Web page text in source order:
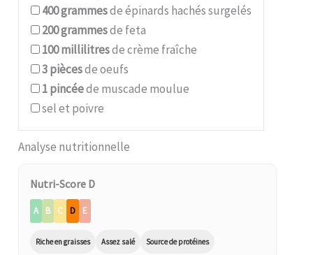
400grammesde épinards hachés surgelés
200grammesde feta
100millilitresde crème fraîche
3piècesde oeufs
1pincéede muscade moulue
sel et poivre
Analyse nutritionnelle
Nutri-Score D
A B C D E
Riche en graisses Assez salé Source de protéines